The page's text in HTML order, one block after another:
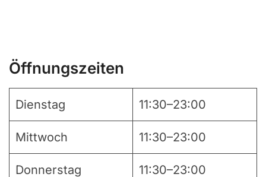
Öffnungszeiten
Dienstag 11:30–23:00
Mittwoch 11:30–23:00
Donnerstag 11:30–23:00